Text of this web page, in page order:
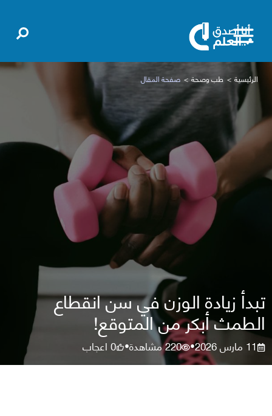
الرئيسية طب وصحة صفحة المقال
تبدأ زيادة الوزن في سن انقطاع
الطمث أبكر من المتوقع!
11 مارس 2026 •
220مشاهدة•
0اعجاب